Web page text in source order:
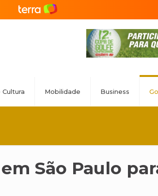
Mobilidade Business
São Paulo